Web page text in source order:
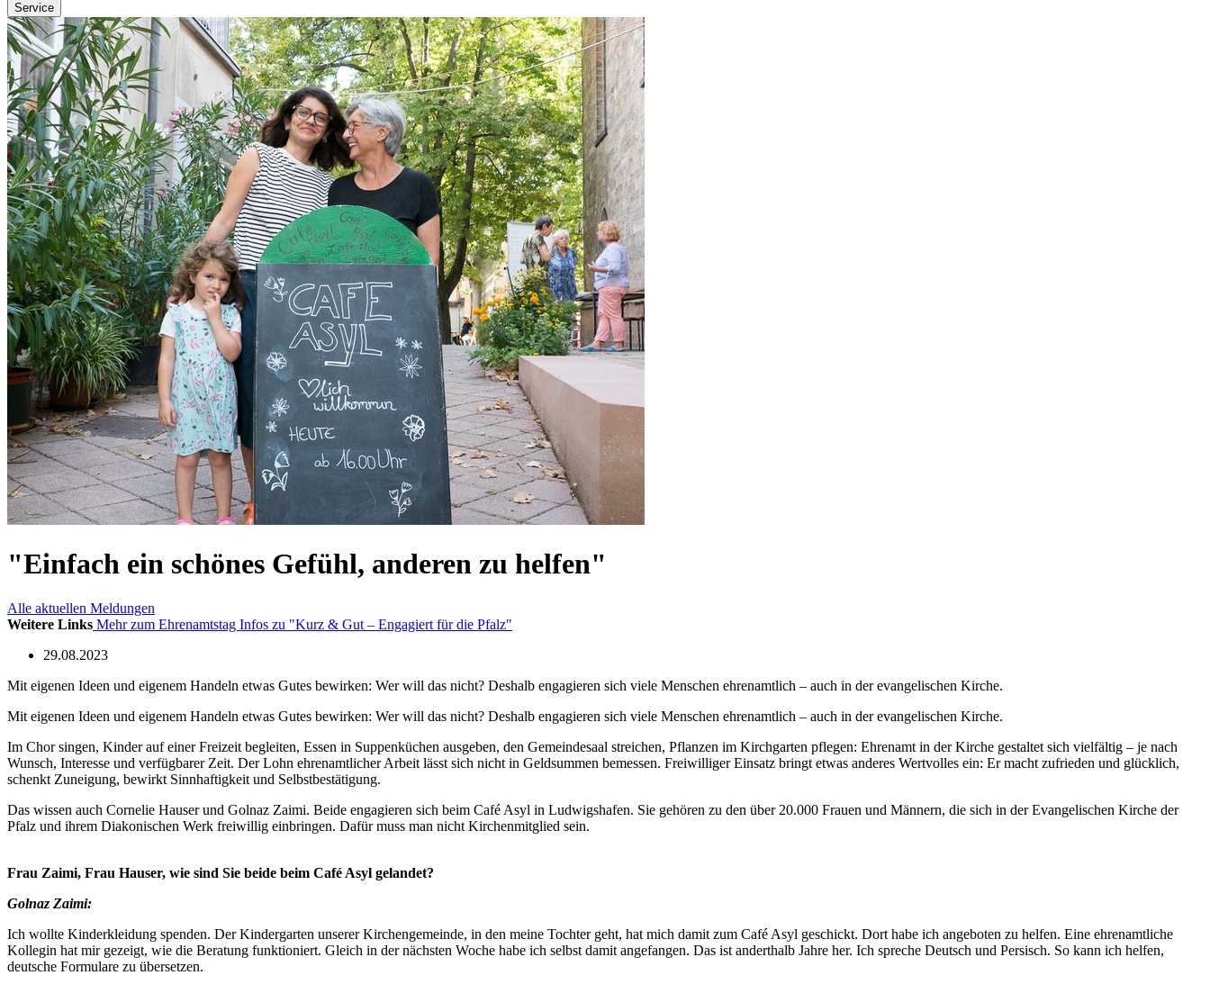
Service
"Einfach ein schönes Gefühl, anderen zu helfen"
Alle aktuellen Meldungen
Weitere Links Mehr zum Ehrenamtstag Infos zu "Kurz & Gut – Engagiert für die Pfalz"
29.08.2023
Mit eigenen Ideen und eigenem Handeln etwas Gutes bewirken: Wer will das nicht? Deshalb engagieren sich viele Menschen ehrenamtlich – auch in der evangelischen Kirche.
Mit eigenen Ideen und eigenem Handeln etwas Gutes bewirken: Wer will das nicht? Deshalb engagieren sich viele Menschen ehrenamtlich – auch in der evangelischen Kirche.
Im Chor singen, Kinder auf einer Freizeit begleiten, Essen in Suppenküchen ausgeben, den Gemeindesaal streichen, Pflanzen im Kirchgarten pflegen: Ehrenamt in der Kirche gestaltet sich vielfältig – je nach
Wunsch, Interesse und verfügbarer Zeit. Der Lohn ehrenamtlicher Arbeit lässt sich nicht in Geldsummen bemessen. Freiwilliger Einsatz bringt etwas anderes Wertvolles ein: Er macht zufrieden und glücklich,
schenkt Zuneigung, bewirkt Sinnhaftigkeit und Selbstbestätigung.
Das wissen auch Cornelie Hauser und Golnaz Zaimi. Beide engagieren sich beim Café Asyl in Ludwigshafen. Sie gehören zu den über 20.000 Frauen und Männern, die sich in der Evangelischen Kirche der
Pfalz und ihrem Diakonischen Werk freiwillig einbringen. Dafür muss man nicht Kirchenmitglied sein.
Frau Zaimi, Frau Hauser, wie sind Sie beide beim Café Asyl gelandet?
Golnaz Zaimi:
Ich wollte Kinderkleidung spenden. Der Kindergarten unserer Kirchengemeinde, in den meine Tochter geht, hat mich damit zum Café Asyl geschickt. Dort habe ich angeboten zu helfen. Eine ehrenamtliche
Kollegin hat mir gezeigt, wie die Beratung funktioniert. Gleich in der nächsten Woche habe ich selbst damit angefangen. Das ist anderthalb Jahre her. Ich spreche Deutsch und Persisch. So kann ich helfen,
deutsche Formulare zu übersetzen.